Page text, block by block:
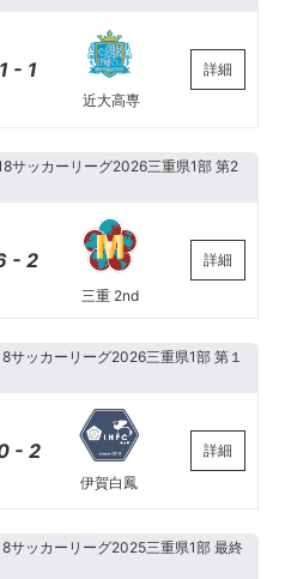
1 - 1
近大高専
詳細
サッカーリーグ2026三重県1部 第2
- 2
三重 2nd
詳細
サッカーリーグ2026三重県1部 第１
- 2
伊賀白鳳
詳細
サッカーリーグ2025三重県1部 最終